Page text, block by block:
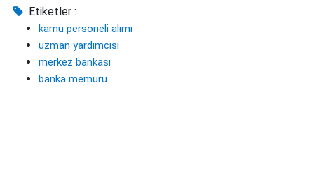
Etiketler :
kamu personeli alımı
uzman yardımcısı
merkez bankası
banka memuru